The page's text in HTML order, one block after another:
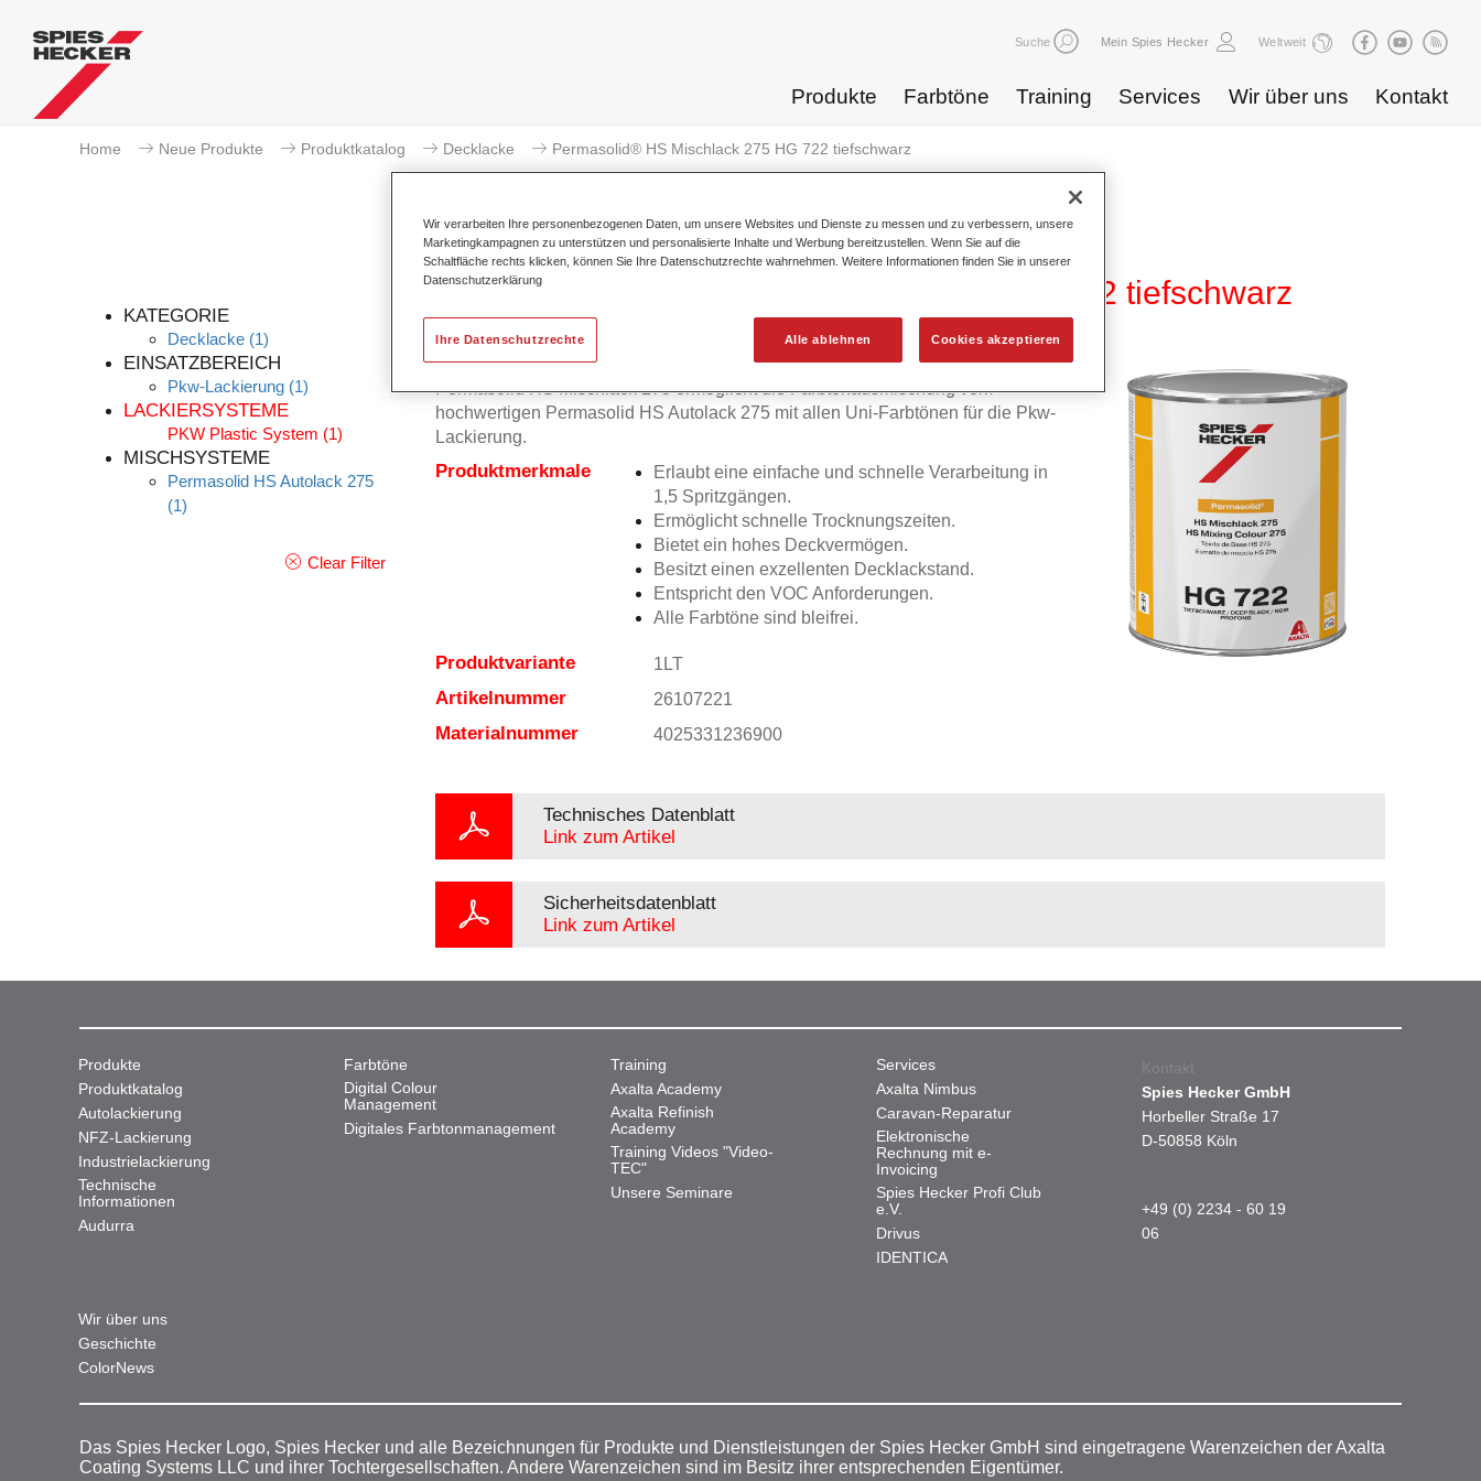
Suche Mein Spies Hecker Weltweit
Produkte Farbtöne Training Services Wir über uns Kontakt
Home Neue Produkte Produktkatalog Decklacke Permasolid® HS Mischlack 275 HG 722 tiefschwarz
KATEGORIE
Decklacke (1)
EINSATZBEREICH
Pkw-Lackierung (1)
LACKIERSYSTEME
PKW Plastic System (1)
MISCHSYSTEME
Permasolid HS Autolack 275
(1)
Clear Filter
Permasolid® HS Mischlack 275 HG 722 tiefschwarz
Permasolid HS Mischlack 275 ermöglicht die Farbtonausmischung vom
hochwertigen Permasolid HS Autolack 275 mit allen Uni-Farbtönen für die Pkw-
Lackierung.
Produktmerkmale
Erlaubt eine einfache und schnelle Verarbeitung in
1,5 Spritzgängen.
Ermöglicht schnelle Trocknungszeiten.
Bietet ein hohes Deckvermögen.
Besitzt einen exzellenten Decklackstand.
Entspricht den VOC Anforderungen.
Alle Farbtöne sind bleifrei.
Produktvariante 1LT
Artikelnummer 26107221
Materialnummer 4025331236900
Technisches Datenblatt
Link zum Artikel
Sicherheitsdatenblatt
Link zum Artikel
Produkte
Produktkatalog
Autolackierung
NFZ-Lackierung
Industrielackierung
Technische
Informationen
Audurra
Farbtöne
Digital Colour
Management
Digitales Farbtonmanagement
Training
Axalta Academy
Axalta Refinish
Academy
Training Videos "Video-
TEC"
Unsere Seminare
Services
Axalta Nimbus
Caravan-Reparatur
Elektronische
Rechnung mit e-
Invoicing
Spies Hecker Profi Club
e.V.
Drivus
IDENTICA
Wir über uns
Geschichte
ColorNews
Kontakt
Spies Hecker GmbH
Horbeller Straße 17
D-50858 Köln
+49 (0) 2234 - 60 19
06
Das Spies Hecker Logo, Spies Hecker und alle Bezeichnungen für Produkte und Dienstleistungen der Spies Hecker GmbH sind eingetragene Warenzeichen der Axalta
Coating Systems LLC und ihrer Tochtergesellschaften. Andere Warenzeichen sind im Besitz ihrer entsprechenden Eigentümer.
Wir verarbeiten Ihre personenbezogenen Daten, um unsere Websites und Dienste zu messen und zu verbessern, unsere
Marketingkampagnen zu unterstützen und personalisierte Inhalte und Werbung bereitzustellen. Wenn Sie auf die
Schaltfläche rechts klicken, können Sie Ihre Datenschutzrechte wahrnehmen. Weitere Informationen finden Sie in unserer
Datenschutzerklärung
Alle ablehnen Cookies akzeptieren
Ihre Datenschutzrechte